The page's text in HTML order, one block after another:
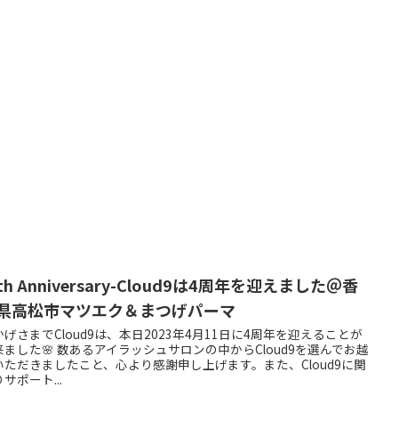
Anniversary-Cloud9は4周年を迎えました＠香
高松市マツエク＆まつげパーマ
げさまでCloud9は、本日2023年4月11日に4周年を迎えることが
ました🌸 数あるアイラッシュサロンの中からCloud9を選んでお越
ただきましたこと、心より感謝申し上げます。また、Cloud9に関
サポート...